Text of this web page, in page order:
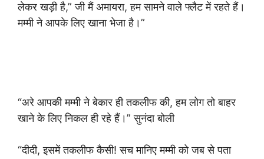
लेकर खड़ी है,” जी मैं अमायरा, हम सामने वाले फ्लैट में रहते हैं।
मम्मी ने आपके लिए खाना भेजा है।”
“अरे आपकी मम्मी ने बेकार ही तकलीफ की, हम लोग तो बाहर
खाने के लिए निकल ही रहे हैं।” सुनंदा बोली
“दीदी, इसमें तकलीफ कैसी! सच मानिए मम्मी को जब से पता